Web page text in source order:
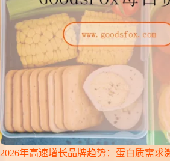
2026年高速增长品牌趋势：蛋白质需求